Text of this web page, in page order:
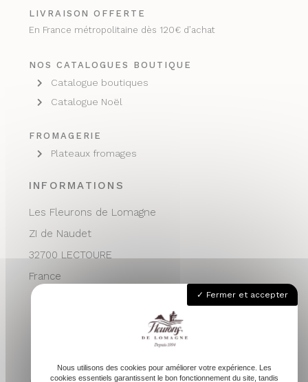
INFORMATIONS
Les Fleurons de Lomagne
ZI de Naudet
32700 LECTOURE
France
contactvpc@fleuronsdelomagne.com
LIVRAISON OFFERTE
En France métropolitaine dès 120€ d’achat
NOS CATALOGUES BOUTIQUE
Catalogue boutiques
Catalogue Noël
FROMAGERIE
Plateaux fromages
Fermer et accepter
Nous utilisons des cookies pour améliorer votre expérience. Les
cookies essentiels garantissent le bon fonctionnement du site, tandis